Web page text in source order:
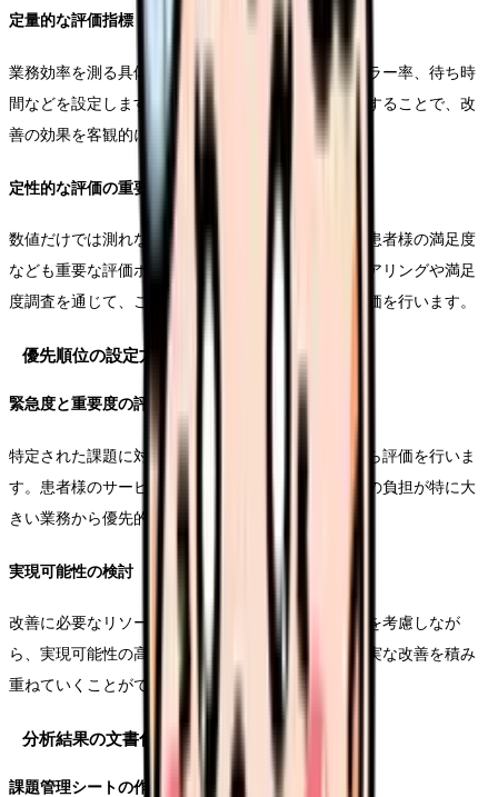
定量的な評価指標
業務効率を測る具体的な指標として、処理時間、エラー率、待ち時
間などを設定します。これらの指標を定期的に測定することで、改
善の効果を客観的に評価することができます。
定性的な評価の重要性
数値だけでは測れない要素として、職員の負担感や患者様の満足度
なども重要な評価ポイントとなります。定期的なヒアリングや満足
度調査を通じて、これらの要素も含めた総合的な評価を行います。
優先順位の設定方法
緊急度と重要度の評価
特定された課題に対して、緊急度と重要度の両面から評価を行いま
す。患者様のサービスに直接影響する課題や、職員の負担が特に大
きい業務から優先的に対応を検討します。
実現可能性の検討
改善に必要なリソース（人員、時間、コストなど）を考慮しなが
ら、実現可能性の高い項目から着手することで、確実な改善を積み
重ねていくことができます。
分析結果の文書化
課題管理シートの作成